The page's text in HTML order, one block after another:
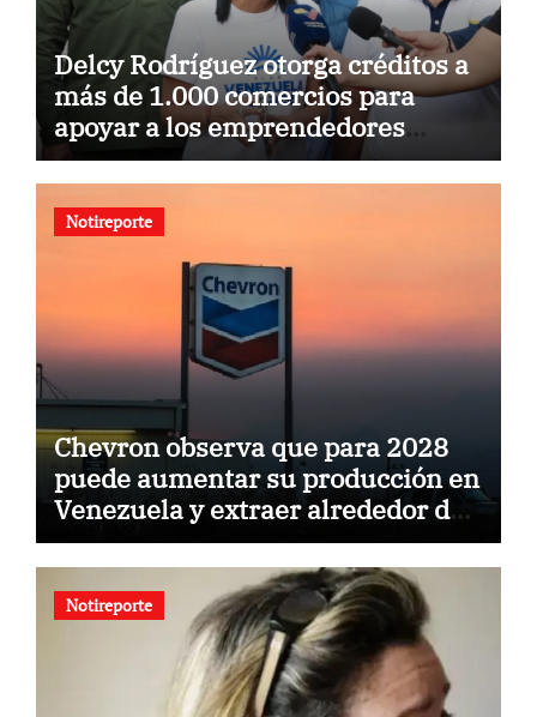
Delcy Rodríguez otorga créditos a
más de 1.000 comercios para
apoyar a los emprendedores
afectados por los terremotos
Notireporte
Chevron observa que para 2028
puede aumentar su producción en
Venezuela y extraer alrededor de
420.000 barriles diarios
Notireporte